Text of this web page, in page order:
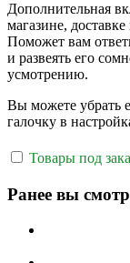
Дополнительная
магазине,
Поможет вам
и развеять его
усмотрению.
Вы можете убрать
галочку в
Товары под
Ранее вы